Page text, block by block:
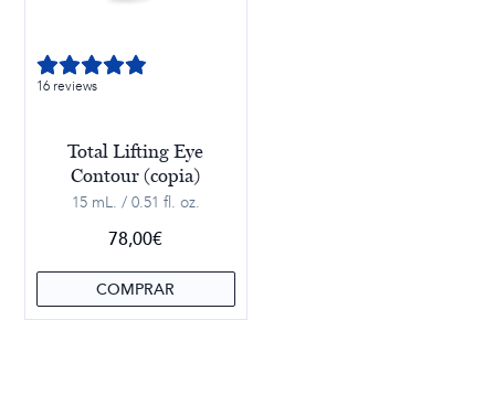
16 reviews
Total Lifting Eye
Contour (copia)
15 mL. / 0.51 fl. oz.
78,00€
COMPRAR